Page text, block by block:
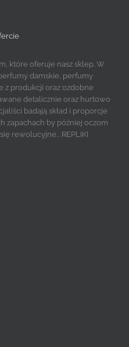
które oferuje nasz sklep. W
damskie, perfumy
z produkcji oraz ozdobne
detalicznie oraz hurtowo
badają skład i proporcje
zapachach by później oczom
rewolucyjne... REPLIKI